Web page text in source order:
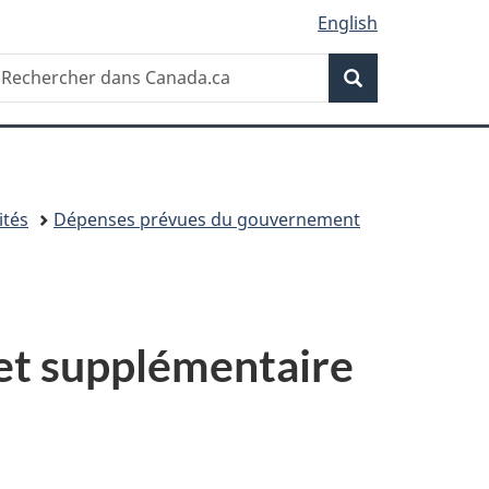
English
Recherche
Dépenses prévues du gouvernement
supplémentaire